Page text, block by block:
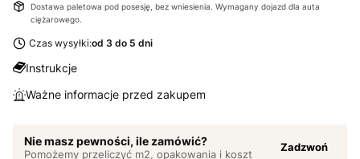
Dostawa paletowa pod posesję, bez wniesienia. Wymagany dojazd dla auta
ciężarowego.
Czas wysyłki:od 3 do 5 dni
Instrukcje
Ważne informacje przed zakupem
Nie masz pewności, ile zamówić?
Pomożemy przeliczyć m2, opakowania i koszt
Zadzwoń